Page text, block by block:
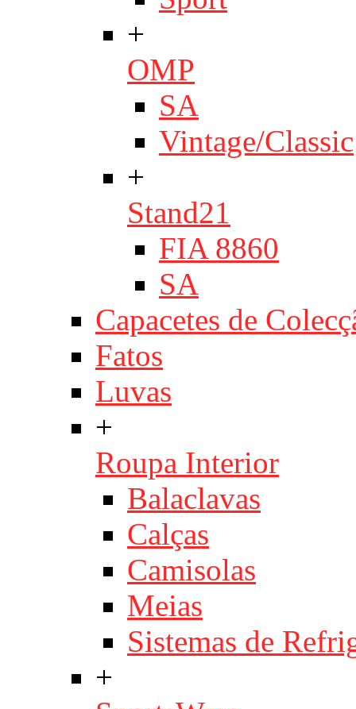
+
OMP
SA
Vintage/Classic
+
Stand21
FIA 8860
SA
Capacetes de
Fatos
Luvas
+
Roupa Interior
Balaclavas
Calças
Camisolas
Meias
Sistemas de
+